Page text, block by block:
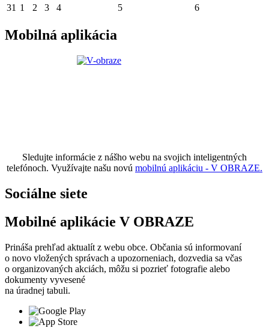
31 1 2 3 4 5 6
Mobilná aplikácia
Sledujte informácie z nášho webu na svojich inteligentných
telefónoch. Využívajte našu novú mobilnú aplikáciu - V OBRAZE.
Sociálne siete
Mobilné aplikácie V OBRAZE
Prináša prehľad aktualít z webu obce. Občania sú informovaní
o novo vložených správach a upozorneniach, dozvedia sa včas
o organizovaných akciách, môžu si pozrieť fotografie alebo
dokumenty vyvesené
na úradnej tabuli.